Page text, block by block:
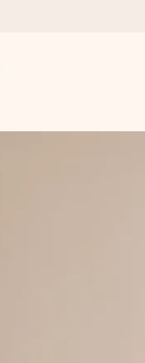
quando conta
Nessuna